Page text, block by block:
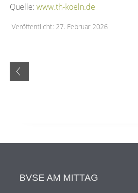
Quelle: www.th-koeln.de
Veröffentlicht: 27. Februar 2026
BVSE AM MITTAG